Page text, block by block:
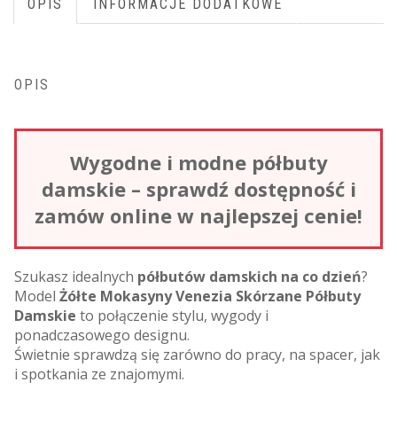
OPIS INFORMACJE DODATKOWE
OPIS
Wygodne i modne półbuty
damskie – sprawdź dostępność i
zamów online w najlepszej cenie!
Szukasz idealnych półbutów damskich na co dzień?
Model Żółte Mokasyny Venezia Skórzane Półbuty
Damskie to połączenie stylu, wygody i
ponadczasowego designu.
Świetnie sprawdzą się zarówno do pracy, na spacer, jak
i spotkania ze znajomymi.